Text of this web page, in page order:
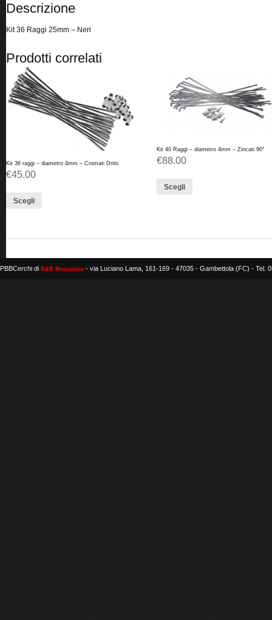
Descrizione
Kit 36 Raggi 25mm – Neri
Prodotti correlati
Kit 36 raggi – diametro 4mm – Cromati Dritti
€45.00
Scegli
Kit 40 Raggi – diametro 4mm – Zincati 90°
€88.00
Scegli
PBBCerchi di B&B Meccanica - via Luciano Lama, 161-169 - 47035 - Gambettola (FC) - Tel.